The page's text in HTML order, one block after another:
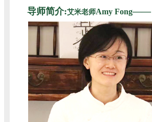
导师简介:艾米老师Amy Fong——